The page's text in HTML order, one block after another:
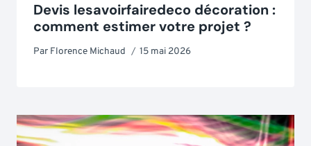
Devis lesavoirfairedeco décoration :
comment estimer votre projet ?
Par Florence Michaud 15 mai 2026